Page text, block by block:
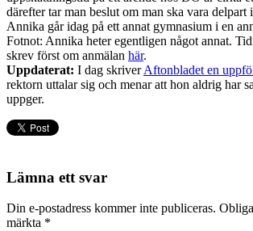
därefter tar man beslut om man ska vara delpart
Annika går idag på ett annat gymnasium i en
Fotnot: Annika heter egentligen något annat.
skrev först om anmälan här.
Uppdaterat: I dag skriverAftonbladet en
rektorn uttalar sig och menar att hon aldrig har
uppger.
Lämna ett svar
Din e-postadress kommer inte publiceras.
märkta *